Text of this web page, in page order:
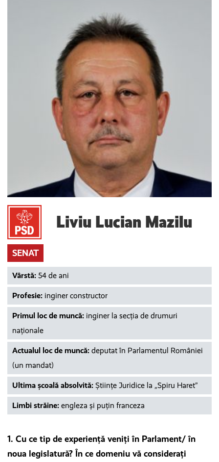
Liviu Lucian Mazilu
SENAT
Vârstă: 54 de ani
Profesie: inginer constructor
Primul loc de muncă: inginer la secția de drumuri
naționale
Actualul loc de muncă: deputat în Parlamentul României
(un mandat)
Ultima școală absolvită: Științe Juridice la „Spiru Haret”
Limbi străine: engleza și puțin franceza
1. Cu ce tip de experiență veniți în Parlament/ în
noua legislatură? În ce domeniu vă considerați